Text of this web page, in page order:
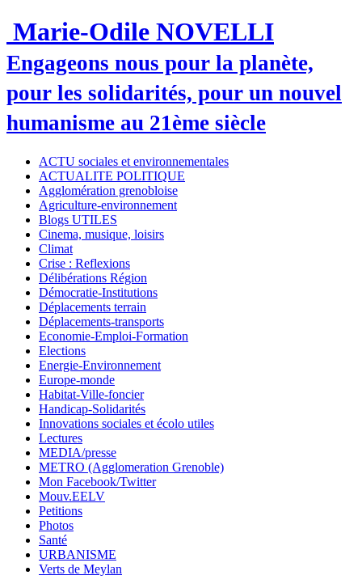
Marie-Odile NOVELLI
Engageons nous pour la planète,
pour les solidarités, pour un nouvel
humanisme au 21ème siècle
ACTU sociales et environnementales
ACTUALITE POLITIQUE
Agglomération grenobloise
Agriculture-environnement
Blogs UTILES
Cinema, musique, loisirs
Climat
Crise : Reflexions
Délibérations Région
Démocratie-Institutions
Déplacements terrain
Déplacements-transports
Economie-Emploi-Formation
Elections
Energie-Environnement
Europe-monde
Habitat-Ville-foncier
Handicap-Solidarités
Innovations sociales et écolo utiles
Lectures
MEDIA/presse
METRO (Agglomeration Grenoble)
Mon Facebook/Twitter
Mouv.EELV
Petitions
Photos
Santé
URBANISME
Verts de Meylan